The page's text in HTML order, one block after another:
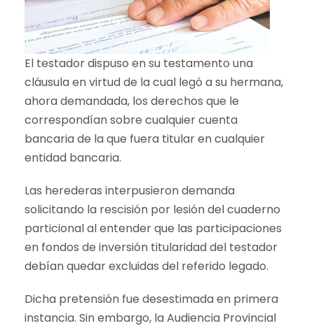
El testador dispuso en su testamento una
cláusula en virtud de la cual legó a su hermana,
ahora demandada, los derechos que le
correspondían sobre cualquier cuenta
bancaria de la que fuera titular en cualquier
entidad bancaria.
Las herederas interpusieron demanda
solicitando la rescisión por lesión del cuaderno
particional al entender que las participaciones
en fondos de inversión titularidad del testador
debían quedar excluidas del referido legado.
Dicha pretensión fue desestimada en primera
instancia. Sin embargo, la Audiencia Provincial